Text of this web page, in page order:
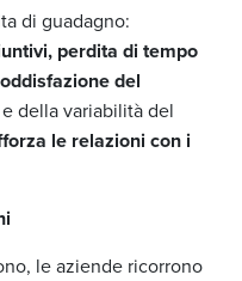
di guadagno:
perdita di tempo
del
della variabilità del
le relazioni con i
le aziende ricorrono